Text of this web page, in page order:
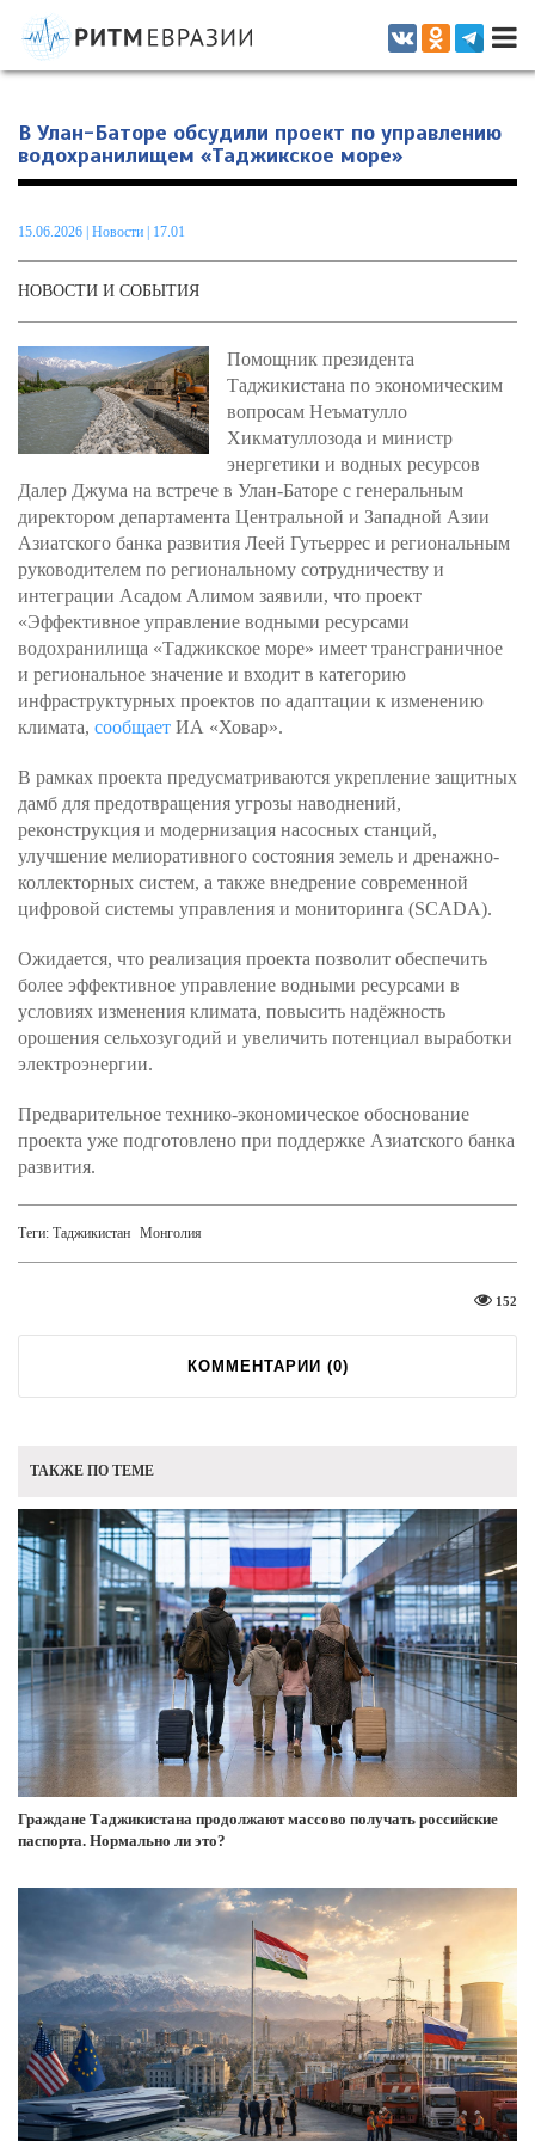
Информационно-аналитическое издание, посвященное актуальным
проблемам интеграции на постсоветском пространстве
В Улан-Баторе обсудили проект по управлению
водохранилищем «Таджикское море»
15.06.2026 Новости | 17.01
НОВОСТИ И СОБЫТИЯ
Помощник президента
Таджикистана по экономическим
вопросам Неъматулло
Хикматуллозода и министр
энергетики и водных ресурсов
Далер Джума на встрече в Улан-Баторе с генеральным
директором департамента Центральной и Западной Азии
Азиатского банка развития Леей Гутьеррес и региональным
руководителем по региональному сотрудничеству и
интеграции Асадом Алимом заявили, что проект
«Эффективное управление водными ресурсами
водохранилища «Таджикское море» имеет трансграничное
и региональное значение и входит в категорию
инфраструктурных проектов по адаптации к изменению
климата, сообщает ИА «Ховар».
В рамках проекта предусматриваются укрепление защитных
дамб для предотвращения угрозы наводнений,
реконструкция и модернизация насосных станций,
улучшение мелиоративного состояния земель и дренажно-
коллекторных систем, а также внедрение современной
цифровой системы управления и мониторинга (SCADA).
Ожидается, что реализация проекта позволит обеспечить
более эффективное управление водными ресурсами в
условиях изменения климата, повысить надёжность
орошения сельхозугодий и увеличить потенциал выработки
электроэнергии.
Предварительное технико-экономическое обоснование
проекта уже подготовлено при поддержке Азиатского банка
развития.
Теги: Таджикистан Монголия
152
КОММЕНТАРИИ (0)
ТАКЖЕ ПО ТЕМЕ
Граждане Таджикистана продолжают массово получать российские
паспорта. Нормально ли это?